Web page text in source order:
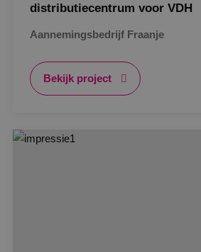
distributiecentrum voor VDH
Aannemingsbedrijf Fraanje
Bekijk project